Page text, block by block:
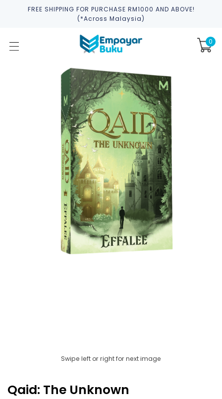
FREE SHIPPING FOR PURCHASE RM1000 AND ABOVE!
(*across Malaysia)
0
Swipe left or right for next image
Qaid: The Unknown